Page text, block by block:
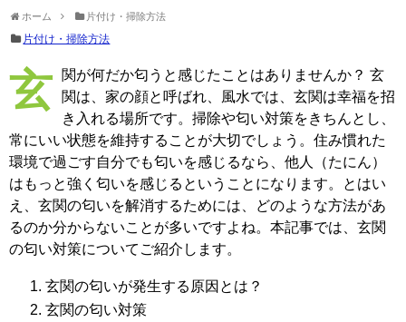
ホーム 片付け・掃除方法
片付け・掃除方法
玄関が何だか匂うと感じたことはありませんか？ 玄
関は、家の顔と呼ばれ、風水では、玄関は幸福を招
き入れる場所です。掃除や匂い対策をきちんとし、
常にいい状態を維持することが大切でしょう。住み慣れた
環境で過ごす自分でも匂いを感じるなら、他人（たにん）
はもっと強く匂いを感じるということになります。とはい
え、玄関の匂いを解消するためには、どのような方法があ
るのか分からないことが多いですよね。本記事では、玄関
の匂い対策についてご紹介します。
玄関の匂いが発生する原因とは？
玄関の匂い対策